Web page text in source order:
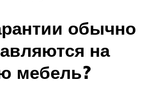
обычно
на
мебель?